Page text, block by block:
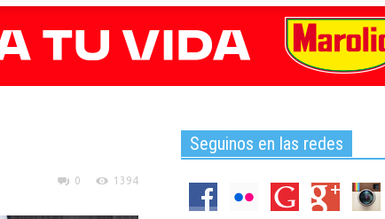
0 1394
Seguinos en las redes